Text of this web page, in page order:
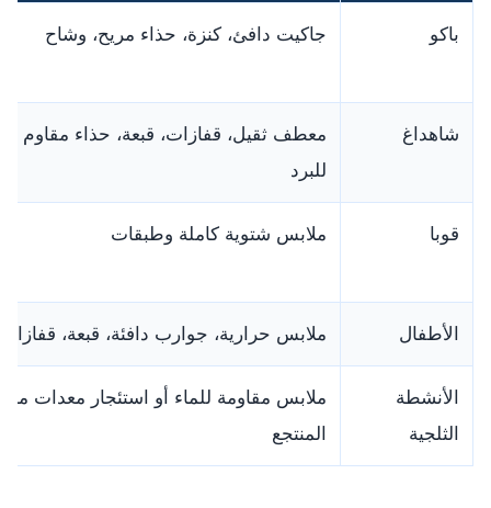
باكو جاكيت دافئ، كنزة، حذاء مريح، وشاح
شاهداغ
معطف ثقيل، قفازات، قبعة، حذاء مقاوم
للبرد
قوبا ملابس شتوية كاملة وطبقات
الأطفال ملابس حرارية، جوارب دافئة، قبعة، قفازات
الأنشطة
الثلجية
ملابس مقاومة للماء أو استئجار معدات من
المنتجع